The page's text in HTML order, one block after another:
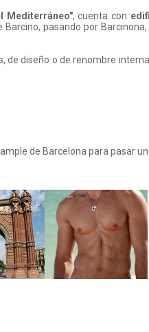
Mediterráneo", cuenta con
pasando por
diseño o de renombre
de Barcelona para pasar